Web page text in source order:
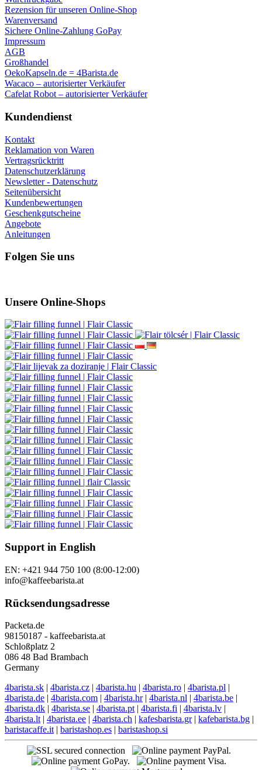
Rezension für unseren Online-Shop
Warenversand
Sichere Online-Zahlung GoPay
Impressum
AGB
Großhandel
OekoKapseln.de = 4Barista.de
Wacaco – autorisierter Verkäufer
Cafelat Robot – autorisierter Verkäufer
Kundendienst
Kontakt
Reklamation von Waren
Vertragsrücktritt
Datenschutzerklärung
Newsletter - Datenschutz
Seitenübersicht
Kundenbewertungen
Geschenkgutscheine
Angebote
Anleitungen
Folgen Sie uns
Unsere Online-Shops
Support in English
EN: +421 944 750 100 (8:00-12:00)
info@kaffeebarista.at
Rücksendungsadresse
Packeta.de
98150187 - kaffeebarista.at
Schloßplatz 2
086 48 Bad Brambach
Germany
4barista.sk | 4barista.cz | 4barista.hu | 4barista.ro | 4barista.pl |
4barista.de | 4barista.com | 4barista.hr| 4barista.nl | 4barista.be |
4barista.dk | 4barista.se | 4barista.pt | 4barista.fi | 4barista.lv |
4barista.lt | 4barista.ee | 4barista.ch | kafesbarista.gr| kafebarista.bg |
baristacaffe.it | baristashop.es | baristashop.si